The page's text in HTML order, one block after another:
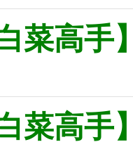
菜高手
菜高手